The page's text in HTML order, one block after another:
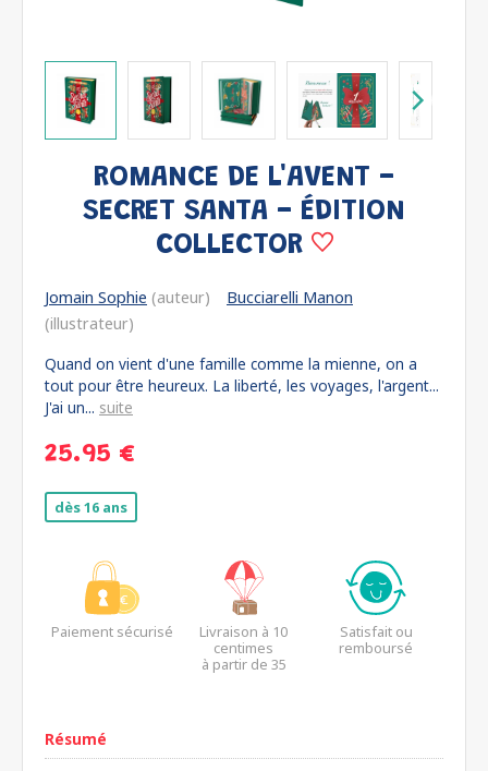
ROMANCE DE L'AVENT -
SECRET SANTA - ÉDITION
COLLECTOR
Jomain Sophie (auteur)
Bucciarelli Manon
(illustrateur)
Quand on vient d'une famille comme la mienne, on a
tout pour être heureux. La liberté, les voyages, l'argent...
J'ai un... suite
25.95 €
dès 16 ans
Paiement sécurisé
Livraison à 10
centimes
à partir de 35
Satisfait ou
remboursé
Résumé